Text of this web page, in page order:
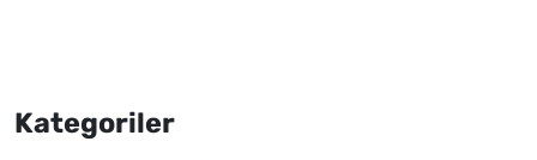
Kategoriler